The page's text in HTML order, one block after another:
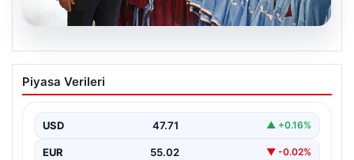
Ahmet Metin Genç’in forma
kampanyasıyla ilgili belediyeden
Piyasa Verileri
USD 47.71 ▲ +0.16%
EUR 55.02 ▼ -0.02%